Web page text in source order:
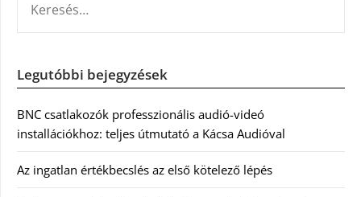
Legutóbbi bejegyzések
BNC csatlakozók professzionális audió-videó
installációkhoz: teljes útmutató a Kácsa Audióval
Az ingatlan értékbecslés az első kötelező lépés